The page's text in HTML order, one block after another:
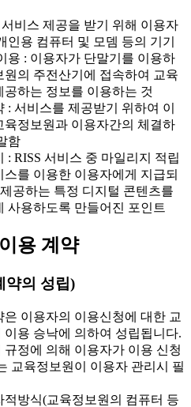
비스 제공을 받기 위해 이용자
인용 컴퓨터 및 모뎀 등의 기기
용 : 이용자가 단말기를 이용하
원의 주전산기에 접속하여 교육
공하는 정보를 이용하는 것
서비스를 제공받기 위하여 이
육정보원과 이용자간의 체결하
함
RISS 서비스 중 마일리지 적립
스를 이용한 이용자에게 지급되
공하는 특정 디지털 콘텐츠를
사용하도록 만들어진 포인트
용 계약
약의 성립)
이용자의 이용신청에 대한 교
이용 승낙에 의하여 성립됩니다.
정에 의해 이용자가 이용 신청
교육정보원이 이용자 관리시 필
적방식(교육정보원의 컴퓨터 등